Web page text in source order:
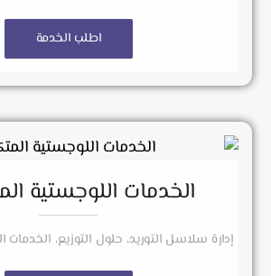
اطلب الخدمة
الخدمات اللوجستية
إدارة سلاسل التوريد، حلول التوزيع، الخدمات